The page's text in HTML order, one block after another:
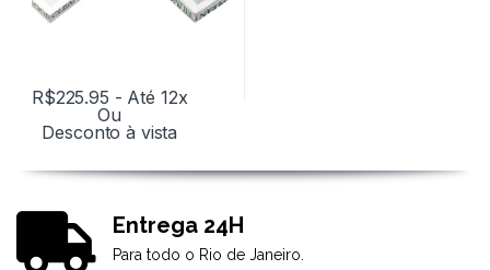
R$225.95 - Até 12x
Ou
Desconto à vista
Entrega 24H
Para todo o Rio de Janeiro.